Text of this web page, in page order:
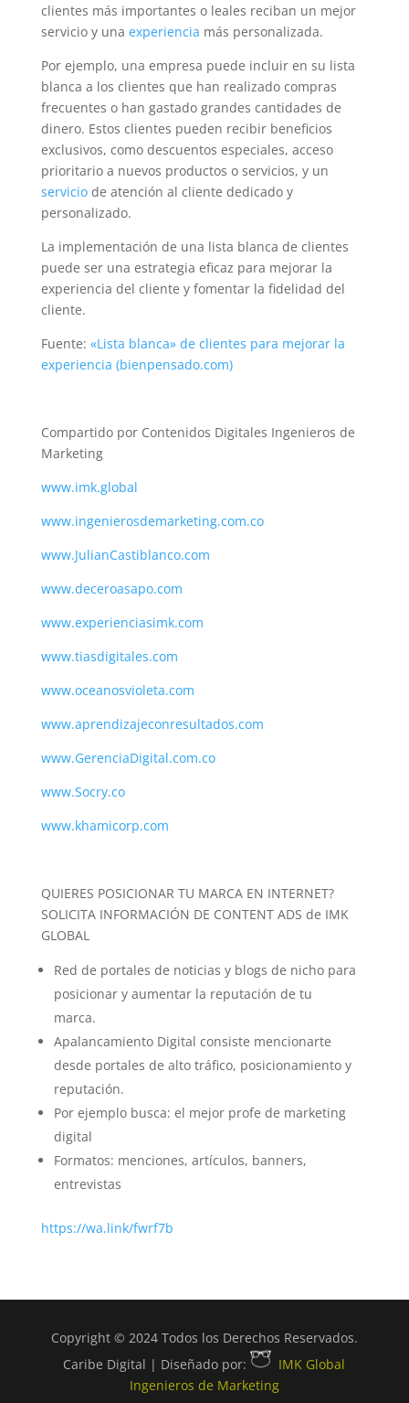
clientes más importantes o leales reciban un mejor
servicio y una experiencia más personalizada.
Por ejemplo, una empresa puede incluir en su lista
blanca a los clientes que han realizado compras
frecuentes o han gastado grandes cantidades de
dinero. Estos clientes pueden recibir beneficios
exclusivos, como descuentos especiales, acceso
prioritario a nuevos productos o servicios, y un
serviciode atención al cliente dedicado y
personalizado.
La implementación de una lista blanca de clientes
puede ser una estrategia eficaz para mejorar la
experiencia del cliente y fomentar la fidelidad del
cliente.
Fuente: «Lista blanca» de clientes para mejorar la
experiencia (bienpensado.com)
Compartido por Contenidos Digitales Ingenieros de
Marketing
www.imk.global
www.ingenierosdemarketing.com.co
www.JulianCastiblanco.com
www.deceroasapo.com
www.experienciasimk.com
www.tiasdigitales.com
www.oceanosvioleta.com
www.aprendizajeconresultados.com
www.GerenciaDigital.com.co
www.Socry.co
www.khamicorp.com
QUIERES POSICIONAR TU MARCA EN INTERNET?
SOLICITA INFORMACIÓN DE CONTENT ADS de IMK
GLOBAL
Red de portales de noticias y blogs de nicho para
posicionar y aumentar la reputación de tu
marca.
Apalancamiento Digital consiste mencionarte
desde portales de alto tráfico, posicionamiento y
reputación.
Por ejemplo busca: el mejor profe de marketing
digital
Formatos: menciones, artículos, banners,
entrevistas
https://wa.link/fwrf7b
Copyright © 2024 Todos los Derechos Reservados.
Caribe Digital | Diseñado por:
IMK Global
Ingenieros de Marketing